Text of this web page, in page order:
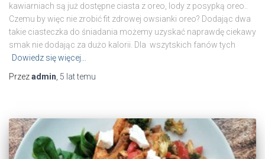
kawiarniach są już dostępne ciasta z oreo, lody z posypką oreo..
Czemu by więc nie zrobić fit zdrowej owsianki oreo? Dodając dwa
takie ciasteczka do śniadania możemy uzyskać naprawdę ciekawy
smak nie dodając za dużo kalorii. Dla wszytskich fanów tych
Dowiedz się więcej…
Przezadmin, 5 lattemu